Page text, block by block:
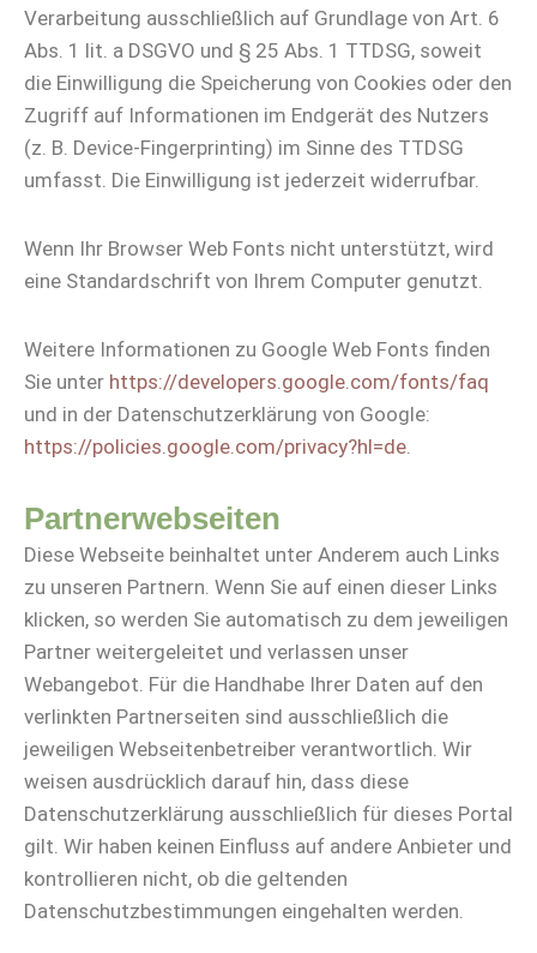
Verarbeitung ausschließlich auf Grundlage von Art. 6
Abs. 1 lit. a DSGVO und § 25 Abs. 1 TTDSG, soweit
die Einwilligung die Speicherung von Cookies oder den
Zugriff auf Informationen im Endgerät des Nutzers
(z. B. Device-Fingerprinting) im Sinne des TTDSG
umfasst. Die Einwilligung ist jederzeit widerrufbar.
Wenn Ihr Browser Web Fonts nicht unterstützt, wird
eine Standardschrift von Ihrem Computer genutzt.
Weitere Informationen zu Google Web Fonts finden
Sie unter https://developers.google.com/fonts/faq
und in der Datenschutzerklärung von Google:
https://policies.google.com/privacy?hl=de
Partnerwebseiten
Diese Webseite beinhaltet unter Anderem auch Links
zu unseren Partnern. Wenn Sie auf einen dieser Links
klicken, so werden Sie automatisch zu dem jeweiligen
Partner weitergeleitet und verlassen unser
Webangebot. Für die Handhabe Ihrer Daten auf den
verlinkten Partnerseiten sind ausschließlich die
jeweiligen Webseitenbetreiber verantwortlich. Wir
weisen ausdrücklich darauf hin, dass diese
Datenschutzerklärung ausschließlich für dieses Portal
gilt. Wir haben keinen Einfluss auf andere Anbieter und
kontrollieren nicht, ob die geltenden
Datenschutzbestimmungen eingehalten werden.